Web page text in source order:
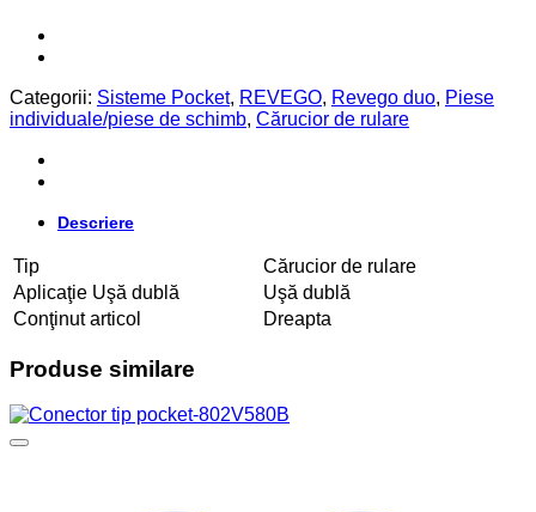
Categorii: Sisteme Pocket, REVEGO, Revego duo, Piese
individuale/piese de schimb, Cărucior de rulare
Descriere
Tip
Cărucior de rulare
Aplicaţie Uşă dublă
Uşă dublă
Conţinut articol
Dreapta
Produse similare